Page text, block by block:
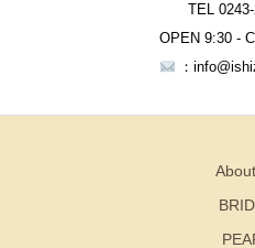
TEL
OPEN 9:30 -
：